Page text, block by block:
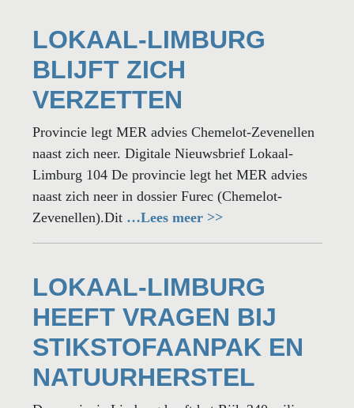
LOKAAL-LIMBURG
BLIJFT ZICH
VERZETTEN
Provincie legt MER advies Chemelot-Zevenellen
naast zich neer. Digitale Nieuwsbrief Lokaal-
Limburg 104 De provincie legt het MER advies
naast zich neer in dossier Furec (Chemelot-
Zevenellen).Dit…Lees meer >>
LOKAAL-LIMBURG
HEEFT VRAGEN BIJ
STIKSTOFAANPAK EN
NATUURHERSTEL